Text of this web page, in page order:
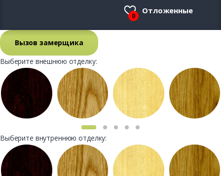
0
Отложенные
Вызов замерщика
Выберите внешнюю отделку:
Выберите внутреннюю отделку: